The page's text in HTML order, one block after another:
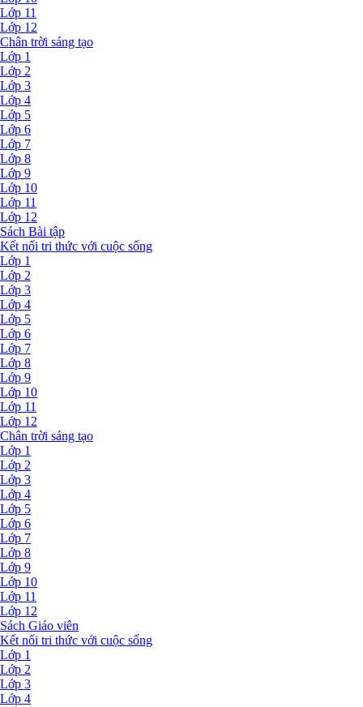
Lớp 11
Lớp 12
Chân trời sáng tạo
Lớp 1
Lớp 2
Lớp 3
Lớp 4
Lớp 5
Lớp 6
Lớp 7
Lớp 8
Lớp 9
Lớp 10
Lớp 11
Lớp 12
Sách Bài tập
Kết nối tri thức với cuộc sống
Lớp 1
Lớp 2
Lớp 3
Lớp 4
Lớp 5
Lớp 6
Lớp 7
Lớp 8
Lớp 9
Lớp 10
Lớp 11
Lớp 12
Chân trời sáng tạo
Lớp 1
Lớp 2
Lớp 3
Lớp 4
Lớp 5
Lớp 6
Lớp 7
Lớp 8
Lớp 9
Lớp 10
Lớp 11
Lớp 12
Sách Giáo viên
Kết nối tri thức với cuộc sống
Lớp 1
Lớp 2
Lớp 3
Lớp 4